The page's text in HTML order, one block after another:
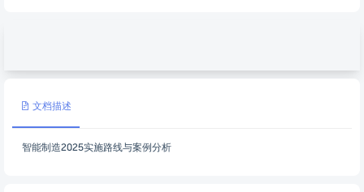
文档描述
智能制造2025实施路线与案例分析